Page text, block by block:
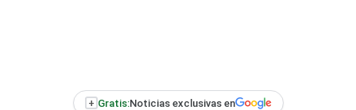
+ Gratis:Noticias exclusivas en